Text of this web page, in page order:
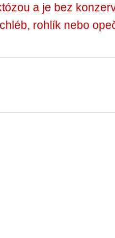
a je bez
rohlík nebo